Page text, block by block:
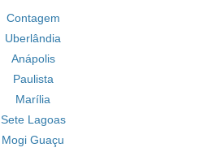
Contagem
Uberlândia
Anápolis
Paulista
Marília
Sete Lagoas
Mogi Guaçu